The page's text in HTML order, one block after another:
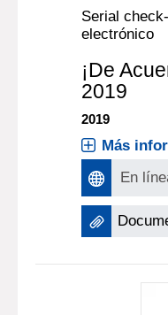
Serial
electrónico
¡De
2019
2019
Más
En